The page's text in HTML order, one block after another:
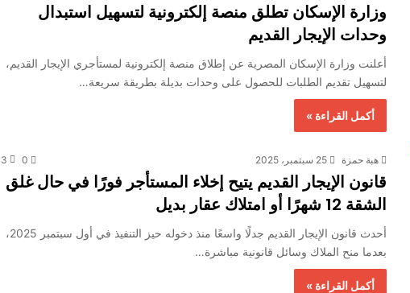
وزارة الإسكان تطلق منصة إلكترونية لتسهيل استبدال
وحدات الإيجار القديم
أعلنت وزارة الإسكان المصرية عن إطلاق منصة إلكترونية لمستأجري الإيجار القديم،
لتسهيل تقديم الطلبات للحصول على وحدات بديلة بطريقة سريعة…
أكمل القراءة »
هبة حمزة 25 سبتمبر، 2025 0
3
قانون الإيجار القديم يتيح إخلاء المستأجر فورًا في حال غلق
الشقة 12 شهرًا أو امتلاك عقار بديل
أحدث قانون الإيجار القديم جدلًا واسعًا منذ دخوله حيز التنفيذ في أول سبتمبر 2025،
بعدما منح الملاك وسائل قانونية مباشرة…
أكمل القراءة »